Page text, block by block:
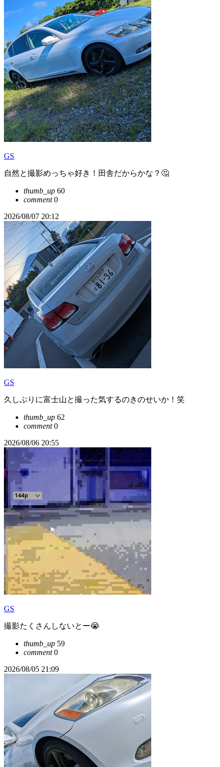
GS
自然と撮影めっちゃ好き！田舎だからかな？🤔
thumb_up 60
comment0
2026/08/07 20:12
GS
久しぶりに富士山と撮った気するのきのせいか！笑
thumb_up 62
comment0
2026/08/06 20:55
GS
撮影たくさんしないとー😭
thumb_up 59
comment0
2026/08/05 21:09